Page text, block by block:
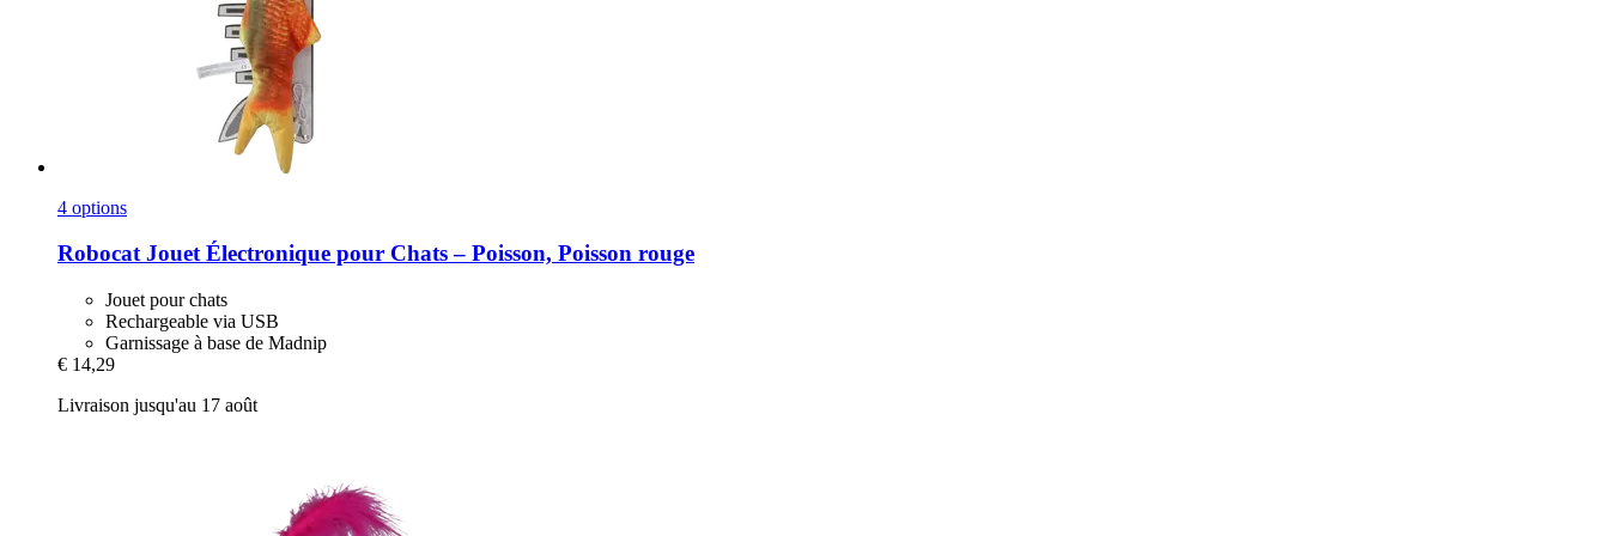
4 options
RobocatJouet Électronique pour Chats – Poisson, Poisson rouge
Jouet pour chats
Rechargeable via USB
Garnissage à base de Madnip
€ 14,29
Livraison jusqu'au 17 août